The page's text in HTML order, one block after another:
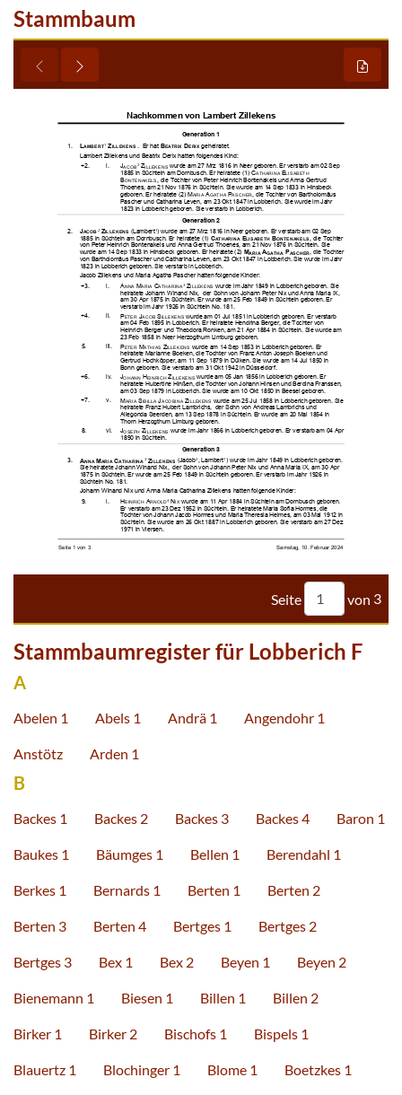
Stammbaum


         


    
    
 


      




    

       

      




       




     





     





     



       




   



          



     







Seite von 3
Stammbaumregister für Lobberich F
A
Abelen 1 Abels 1 Andrä 1 Angendohr 1
Anstötz Arden 1
B
Backes 1 Backes 2 Backes 3 Backes 4 Baron 1
Baukes 1 Bäumges 1 Bellen 1 Berendahl 1
Berkes 1 Bernards 1 Berten 1 Berten 2
Berten 3 Berten 4 Bertges 1 Bertges 2
Bertges 3 Bex 1 Bex 2 Beyen 1 Beyen 2
Bienemann 1 Biesen 1 Billen 1 Billen 2
Birker 1 Birker 2 Bischofs 1 Bispels 1
Blauertz 1 Blochinger 1 Blome 1 Boetzkes 1